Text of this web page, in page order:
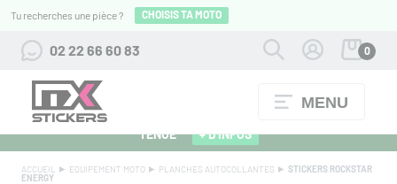
Tu recherches une pièce ? CHOISIS TA MOTO
02 22 66 60 83 0
MENU
ALPINESTARS 27 : FLOCAGE OFFERT POUR L'ACHAT D'UNE
TENUE
+ D'INFOS
ACCUEIL EQUIPEMENT MOTO PLANCHES AUTOCOLLANTES
STICKERS ROCKSTAR
ENERGY